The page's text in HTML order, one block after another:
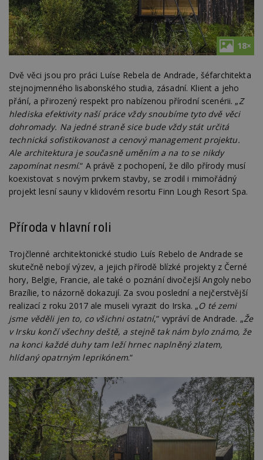
18×
Dvě věci jsou pro práci Luíse Rebela de Andrade, šéfarchitekta
stejnojmenného lisabonského studia, zásadní. Klient a jeho
přání, a přirozený respekt pro nabízenou přírodní scenérii. „Z
hlediska efektivity naší práce vždy snoubíme tyto dvě věci
dohromady. Na jedné straně sice bude vždy stát určitá
technická sofistikovanost a cenový management projektu.
Ale architektura je současně uměním a na to se nikdy
zapomínat nesmí.“ A právě z pochopení, že dílo přírody musí
koexistovat s novým prvkem stavby, se zrodil i mimořádný
projekt lesní sauny v klidovém resortu Finn Lough Resort Spa.
Příroda v hlavní roli
Trojčlenné architektonické studio Luís Rebelo de Andrade se
skutečně nebojí výzev, a jejich přírodě blízké projekty z Černé
hory, Belgie, Francie, ale také o poznání divočejší Angoly nebo
Brazílie, to názorně dokazují. Za svou poslední a nejčerstvější
realizací z roku 2017 ale museli vyrazit do Irska. „O té zemi
jsme věděli jen to, co všichni ostatní,“ vypráví de Andrade. „Že
v Irsku končí všechny deště, a stejně tak nám bylo známo, že
na konci každé duhy tam leží hrnec naplněný zlatem,
hlídaný opatrným leprikónem.“